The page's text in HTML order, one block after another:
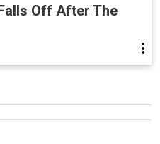
Off After The